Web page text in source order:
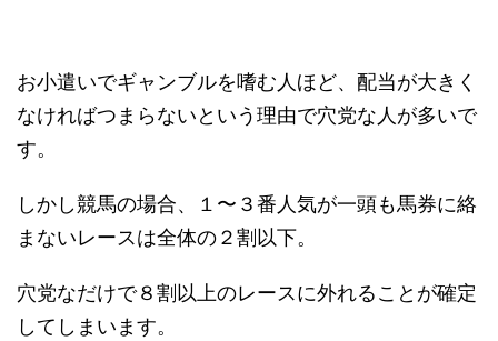
お小遣いでギャンブルを嗜む人ほど、配当が大きく
なければつまらないという理由で穴党な人が多いで
す。
しかし競馬の場合、１〜３番人気が一頭も馬券に絡
まないレースは全体の２割以下。
穴党なだけで８割以上のレースに外れることが確定
してしまいます。